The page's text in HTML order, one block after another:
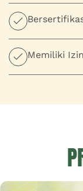
Memiliki